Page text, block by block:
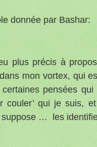
donnée par Bashar:
plus précis à
mon vortex, qui
pensées qui
couler’ qui je suis,
suppose … les